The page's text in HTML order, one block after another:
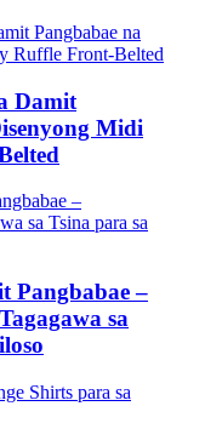
Damit
Midi
Pangbabae –
sa